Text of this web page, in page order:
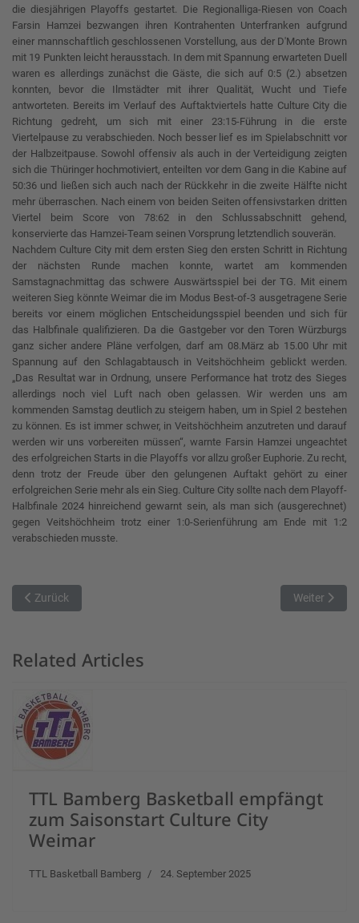
die diesjährigen Playoffs gestartet. Die Regionalliga-Riesen von Coach
Farsin Hamzei bezwangen ihren Kontrahenten Unterfranken aufgrund
einer mannschaftlich geschlossenen Vorstellung, aus der D'Monte Brown
mit 19 Punkten leicht herausstach. In dem mit Spannung erwarteten Duell
waren es allerdings zunächst die Gäste, die sich auf 0:5 (2.) absetzen
konnten, bevor die Ilmstädter mit ihrer Qualität, Wucht und Tiefe
antworteten. Bereits im Verlauf des Auftaktviertels hatte Culture City die
Richtung gedreht, um sich mit einer 23:15-Führung in die erste
Viertelpause zu verabschieden. Noch besser lief es im Spielabschnitt vor
der Halbzeitpause. Sowohl offensiv als auch in der Verteidigung zeigten
sich die Thüringer hochmotiviert, enteilten vor dem Gang in die Kabine auf
50:36 und ließen sich auch nach der Rückkehr in die zweite Hälfte nicht
mehr überraschen. Nach einem von beiden Seiten offensivstarken dritten
Viertel beim Score von 78:62 in den Schlussabschnitt gehend,
konservierte das Hamzei-Team seinen Vorsprung letztendlich souverän.
Nachdem Culture City mit dem ersten Sieg den ersten Schritt in Richtung
der nächsten Runde machen konnte, wartet am kommenden
Samstagnachmittag das schwere Auswärtsspiel bei der TG. Mit einem
weiteren Sieg könnte Weimar die im Modus Best-of-3 ausgetragene Serie
bereits vor einem möglichen Entscheidungsspiel beenden und sich für
das Halbfinale qualifizieren. Da die Gastgeber vor den Toren Würzburgs
ganz sicher andere Pläne verfolgen, darf am 08.März ab 15.00 Uhr mit
Spannung auf den Schlagabtausch in Veitshöchheim geblickt werden.
„Das Resultat war in Ordnung, unsere Performance hat trotz des Sieges
allerdings noch viel Luft nach oben gelassen. Wir werden uns am
kommenden Samstag deutlich zu steigern haben, um in Spiel 2 bestehen
zu können. Es ist immer schwer, in Veitshöchheim anzutreten und darauf
werden wir uns vorbereiten müssen“, warnte Farsin Hamzei ungeachtet
des erfolgreichen Starts in die Playoffs vor allzu großer Euphorie. Zu recht,
denn trotz der Freude über den gelungenen Auftakt gehört zu einer
erfolgreichen Serie mehr als ein Sieg. Culture City sollte nach dem Playoff-
Halbfinale 2024 hinreichend gewarnt sein, als man sich (ausgerechnet)
gegen Veitshöchheim trotz einer 1:0-Serienführung am Ende mit 1:2
verabschieden musste.
Vorheriger Beitrag: Spielbericht: Erster Schritt in Richtung Halbfinale
Zurück Nächster
Weiter
Related Articles
TTL Bamberg Basketball empfängt
zum Saisonstart Culture City
Weimar
TTL Basketball Bamberg 24. September 2025